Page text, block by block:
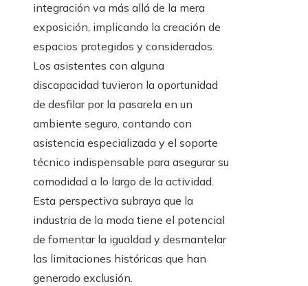
integración va más allá de la mera
exposición, implicando la creación de
espacios protegidos y considerados.
Los asistentes con alguna
discapacidad tuvieron la oportunidad
de desfilar por la pasarela en un
ambiente seguro, contando con
asistencia especializada y el soporte
técnico indispensable para asegurar su
comodidad a lo largo de la actividad.
Esta perspectiva subraya que la
industria de la moda tiene el potencial
de fomentar la igualdad y desmantelar
las limitaciones históricas que han
generado exclusión.